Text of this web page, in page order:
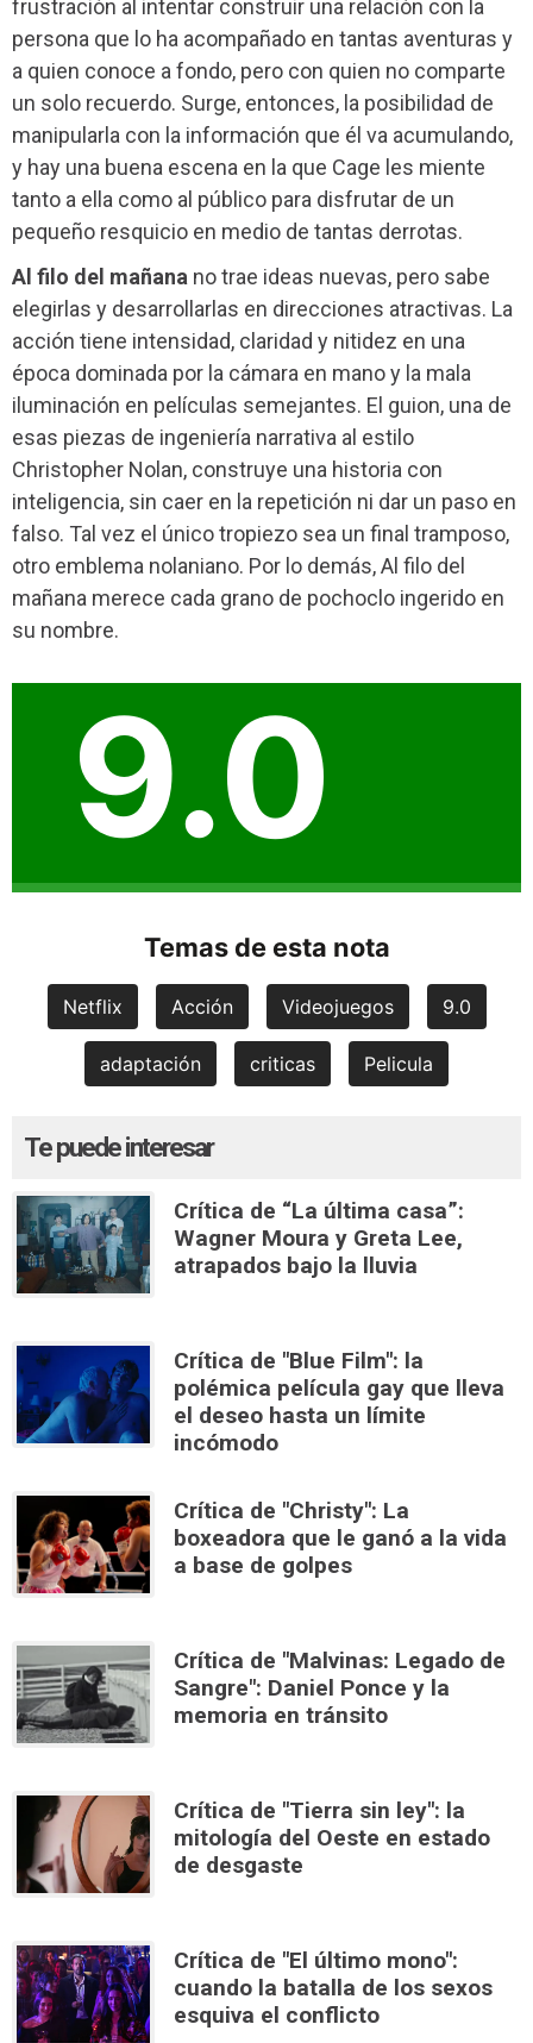
frustración al intentar construir una relación con la
persona que lo ha acompañado en tantas aventuras y
a quien conoce a fondo, pero con quien no comparte
un solo recuerdo. Surge, entonces, la posibilidad de
manipularla con la información que él va acumulando,
y hay una buena escena en la que Cage les miente
tanto a ella como al público para disfrutar de un
pequeño resquicio en medio de tantas derrotas.
Al filo del mañana no trae ideas nuevas, pero sabe
elegirlas y desarrollarlas en direcciones atractivas. La
acción tiene intensidad, claridad y nitidez en una
época dominada por la cámara en mano y la mala
iluminación en películas semejantes. El guion, una de
esas piezas de ingeniería narrativa al estilo
Christopher Nolan, construye una historia con
inteligencia, sin caer en la repetición ni dar un paso en
falso. Tal vez el único tropiezo sea un final tramposo,
otro emblema nolaniano. Por lo demás, Al filo del
mañana merece cada grano de pochoclo ingerido en
su nombre.
9.0
Temas de esta nota
Netflix Acción Videojuegos 9.0
adaptación criticas Pelicula
Te puede interesar
Crítica de “La última casa”:
Wagner Moura y Greta Lee,
atrapados bajo la lluvia
Crítica de "Blue Film": la
polémica película gay que lleva
el deseo hasta un límite
incómodo
Crítica de "Christy": La
boxeadora que le ganó a la vida
a base de golpes
Crítica de "Malvinas: Legado de
Sangre": Daniel Ponce y la
memoria en tránsito
Crítica de "Tierra sin ley": la
mitología del Oeste en estado
de desgaste
Crítica de "El último mono":
cuando la batalla de los sexos
esquiva el conflicto